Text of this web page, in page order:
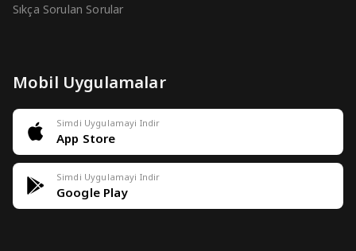
Sıkça Sorulan Sorular
Mobil Uygulamalar
Simdi Uygulamayi Indir
App Store
Simdi Uygulamayi Indir
Google Play